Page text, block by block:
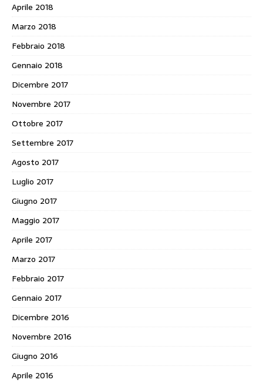
Aprile 2018
Marzo 2018
Febbraio 2018
Gennaio 2018
Dicembre 2017
Novembre 2017
Ottobre 2017
Settembre 2017
Agosto 2017
Luglio 2017
Giugno 2017
Maggio 2017
Aprile 2017
Marzo 2017
Febbraio 2017
Gennaio 2017
Dicembre 2016
Novembre 2016
Giugno 2016
Aprile 2016